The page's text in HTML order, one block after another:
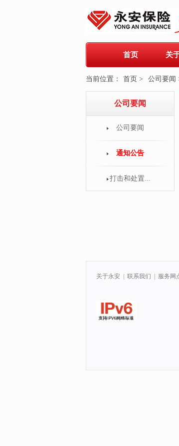
首页 关
当前位置： 首页 > 公司要闻
公司要闻
公司要闻
通知公告
打击和处置...
关于永安 联系我们 服务网